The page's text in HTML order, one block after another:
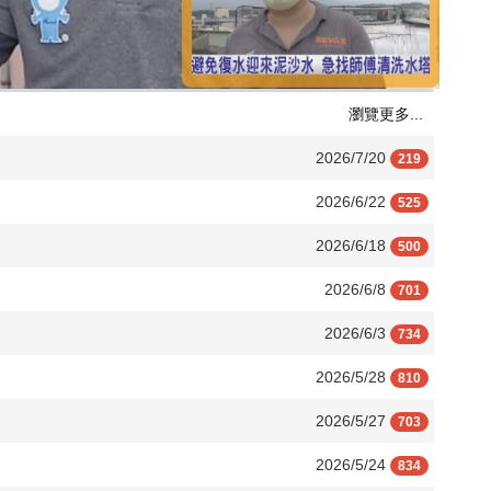
瀏覽更多...
2026/7/20 219
2026/6/22 525
2026/6/18 500
2026/6/8 701
2026/6/3 734
2026/5/28 810
2026/5/27 703
2026/5/24 834